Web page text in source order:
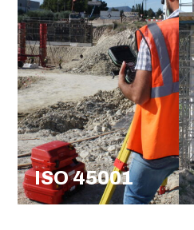
ISO 45001